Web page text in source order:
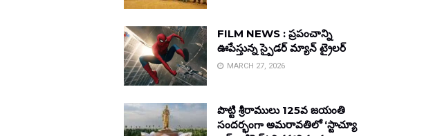
FILM NEWS : ప్రపంచాన్ని
ఊపేస్తున్న స్పైడర్ మ్యాన్ ట్రైలర్
MARCH 27, 2026
పొట్టి శ్రీరాములు 125వ జయంతి
సందర్భంగా అమరావతిలో ‘స్టాచ్యూ